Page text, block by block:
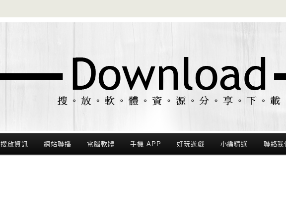
搜放資訊 網站聯播 電腦軟體 手機 APP 好玩遊戲 小編精選 聯絡我